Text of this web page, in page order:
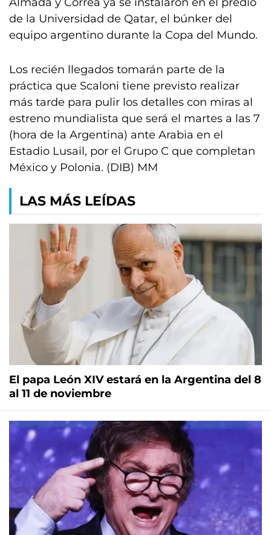
de la Universidad de Qatar, el búnker del
equipo argentino durante la Copa del Mundo.
Los recién llegados tomarán parte de la
práctica que Scaloni tiene previsto realizar
más tarde para pulir los detalles con miras al
estreno mundialista que será el martes a las 7
(hora de la Argentina) ante Arabia en el
Estadio Lusail, por el Grupo C que completan
México y Polonia. (DIB) MM
LAS MÁS LEÍDAS
El papa León XIV estará en la Argentina del 8
al 11 de noviembre